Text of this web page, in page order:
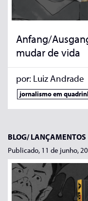
Anfang/
mudar de vida
por: Luiz Andrade
jornalismo em
BLOG/LANÇAMENTOS
Publicado, 11 de junho,